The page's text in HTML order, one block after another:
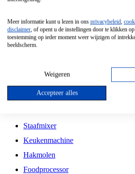
Vrijstaande Magnetron
Vrijstaande Kookplaat
Inbouw Gaskookplaat
Inbouw Keramische Kookplaat
Kookplaat Accessoires
Staafmixer
Keukenmachine
Hakmolen
Foodprocessor
Meer informatie kunt u lezen in ons privacybeleid,
disclaimer, of opent u de instellingen door te klikken
toestemming op ieder moment weer wijzigen of
beeldscherm.
Weigeren
Accepteer alles